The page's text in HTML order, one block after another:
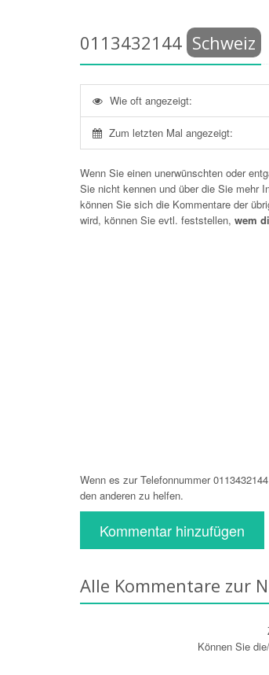
0113432144 Schweiz
Wie oft angezeigt:
Zum letzten Mal angezeigt:
Wenn Sie einen unerwünschten oder
Sie nicht kennen und über die Sie mehr
können Sie sich die Kommentare der
wird, können Sie evtl. feststellen, wem
Wenn es zur Telefonnummer
den anderen zu helfen.
Kommentar hinzufügen
Alle Kommentare zur
Können Sie